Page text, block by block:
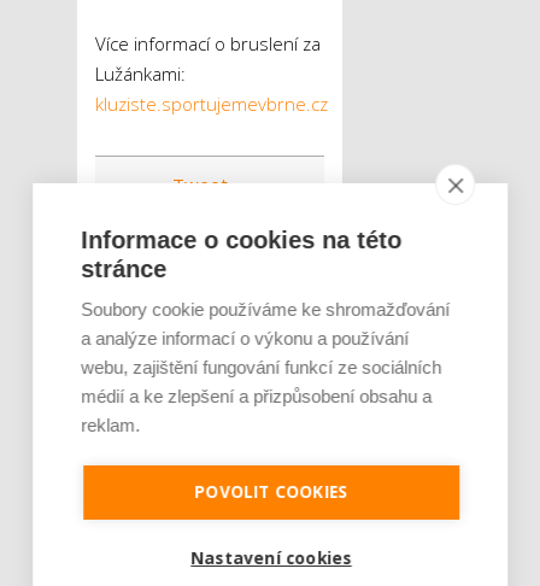
Více informací o bruslení za
Lužánkami:
kluziste.sportujemevbrne.cz
Tweet
ŠTÍTKY :
luziště za
návštěvníci
rekonstrukce
Informace o cookies na této
stránce
Soubory cookie používáme ke shromažďování
a analýze informací o výkonu a používání
webu, zajištění fungování funkcí ze sociálních
médií a ke zlepšení a přizpůsobení obsahu a
reklam.
POVOLIT COOKIES
Nastavení cookies